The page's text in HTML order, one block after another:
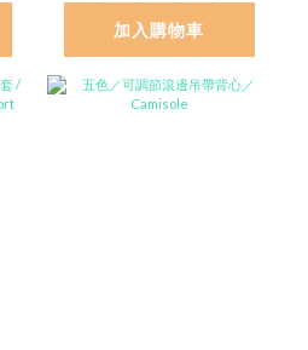
加入購物車